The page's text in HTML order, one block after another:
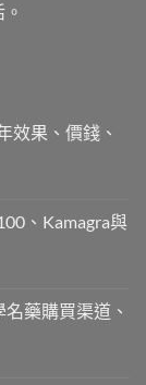
效果、價錢、
、Kamagra與
藥購買渠道、